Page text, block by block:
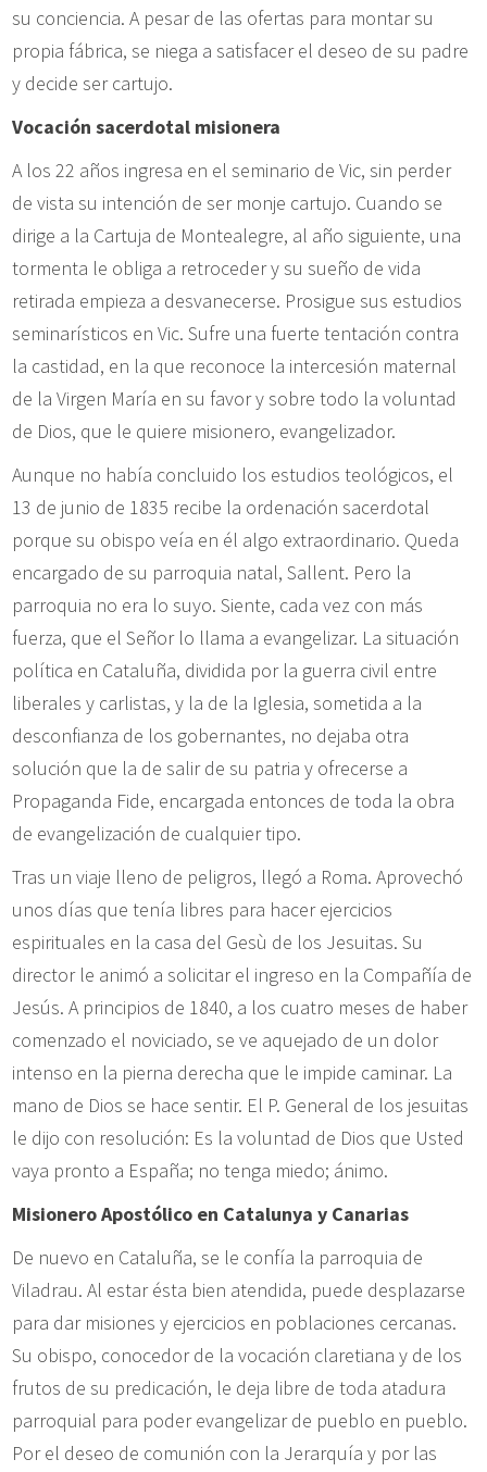
su conciencia. A pesar de las ofertas para montar su
propia fábrica, se niega a satisfacer el deseo de su padre
y decide ser cartujo.
Vocación sacerdotal misionera
A los 22 años ingresa en el seminario de Vic, sin perder
de vista su intención de ser monje cartujo. Cuando se
dirige a la Cartuja de Montealegre, al año siguiente, una
tormenta le obliga a retroceder y su sueño de vida
retirada empieza a desvanecerse. Prosigue sus estudios
seminarísticos en Vic. Sufre una fuerte tentación contra
la castidad, en la que reconoce la intercesión maternal
de la Virgen María en su favor y sobre todo la voluntad
de Dios, que le quiere misionero, evangelizador.
Aunque no había concluido los estudios teológicos, el
13 de junio de 1835 recibe la ordenación sacerdotal
porque su obispo veía en él algo extraordinario. Queda
encargado de su parroquia natal, Sallent. Pero la
parroquia no era lo suyo. Siente, cada vez con más
fuerza, que el Señor lo llama a evangelizar. La situación
política en Cataluña, dividida por la guerra civil entre
liberales y carlistas, y la de la Iglesia, sometida a la
desconfianza de los gobernantes, no dejaba otra
solución que la de salir de su patria y ofrecerse a
Propaganda Fide, encargada entonces de toda la obra
de evangelización de cualquier tipo.
Tras un viaje lleno de peligros, llegó a Roma. Aprovechó
unos días que tenía libres para hacer ejercicios
espirituales en la casa del Gesù de los Jesuitas. Su
director le animó a solicitar el ingreso en la Compañía de
Jesús. A principios de 1840, a los cuatro meses de haber
comenzado el noviciado, se ve aquejado de un dolor
intenso en la pierna derecha que le impide caminar. La
mano de Dios se hace sentir. El P. General de los jesuitas
le dijo con resolución: Es la voluntad de Dios que Usted
vaya pronto a España; no tenga miedo; ánimo.
Misionero Apostólico en Catalunya y Canarias
De nuevo en Cataluña, se le confía la parroquia de
Viladrau. Al estar ésta bien atendida, puede desplazarse
para dar misiones y ejercicios en poblaciones cercanas.
Su obispo, conocedor de la vocación claretiana y de los
frutos de su predicación, le deja libre de toda atadura
parroquial para poder evangelizar de pueblo en pueblo.
Por el deseo de comunión con la Jerarquía y por las